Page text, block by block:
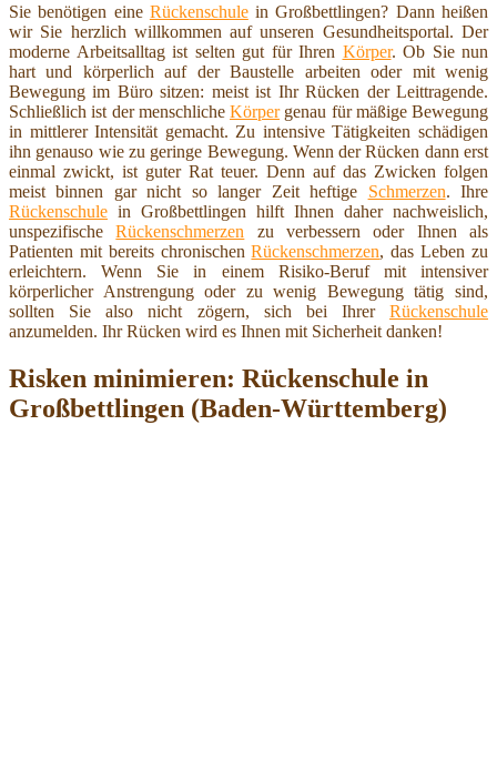
Sie benötigen eine Rückenschulein Großbettlingen? Dann heißen
wir Sie herzlich willkommen auf unseren Gesundheitsportal. Der
moderne Arbeitsalltag ist selten gut für Ihren Körper. Ob Sie nun
hart und körperlich auf der Baustelle arbeiten oder mit wenig
Bewegung im Büro sitzen: meist ist Ihr Rücken der Leittragende.
Schließlich ist der menschliche Körpergenau für mäßige Bewegung
in mittlerer Intensität gemacht. Zu intensive Tätigkeiten schädigen
ihn genauso wie zu geringe Bewegung. Wenn der Rücken dann erst
einmal zwickt, ist guter Rat teuer. Denn auf das Zwicken folgen
meist binnen gar nicht so langer Zeit heftige Schmerzen. Ihre
Rückenschule in Großbettlingen hilft Ihnen daher nachweislich,
unspezifischeRückenschmerzen zu verbessern oder Ihnen als
Patienten mit bereits chronischenRückenschmerzen, das Leben zu
erleichtern. Wenn Sie in einem Risiko-Beruf mit intensiver
körperlicher Anstrengung oder zu wenig Bewegung tätig sind,
sollten Sie also nicht zögern, sich bei Ihrer Rückenschule
anzumelden. Ihr Rücken wird es Ihnen mit Sicherheit danken!
Risken minimieren: Rückenschule in
Großbettlingen (Baden-Württemberg)